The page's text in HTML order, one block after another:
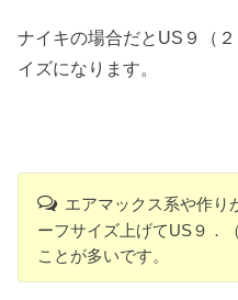
ナイキの場合だとUS９（
イズになります。
エアマックス系や作り
ーフサイズ上げてUS９．
ことが多いです。